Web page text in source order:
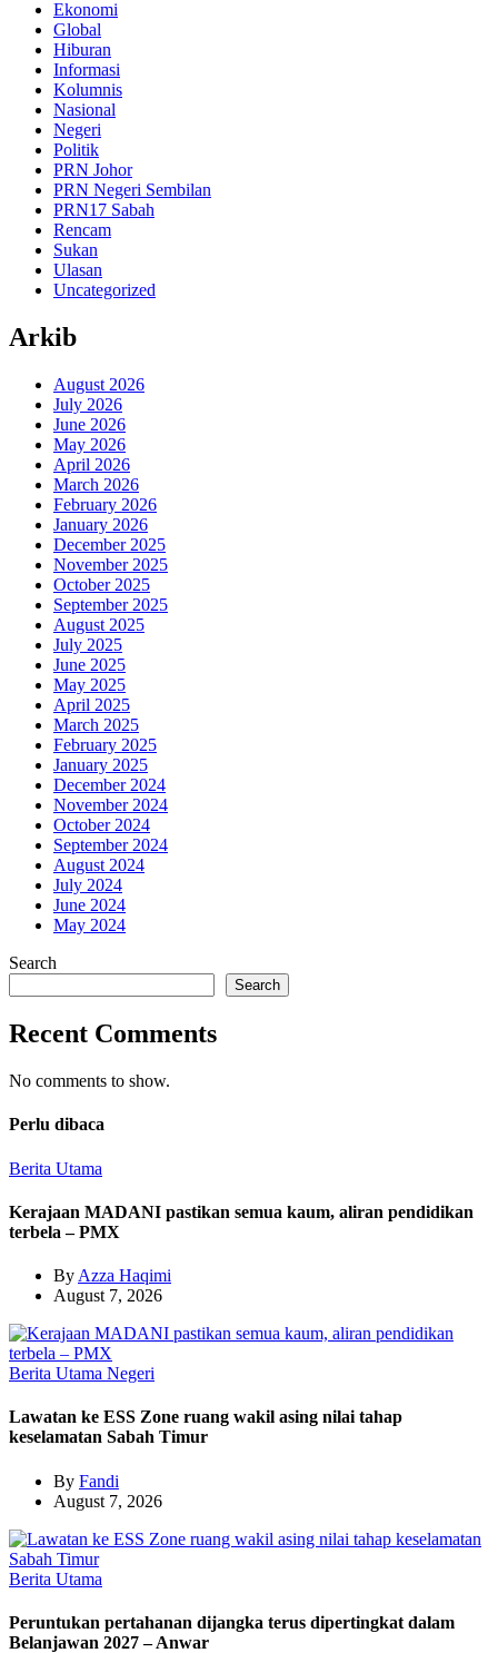
Ekonomi
Global
Hiburan
Informasi
Kolumnis
Nasional
Negeri
Politik
PRN Johor
PRN Negeri Sembilan
PRN17 Sabah
Rencam
Sukan
Ulasan
Uncategorized
Arkib
August 2026
July 2026
June 2026
May 2026
April 2026
March 2026
February 2026
January 2026
December 2025
November 2025
October 2025
September 2025
August 2025
July 2025
June 2025
May 2025
April 2025
March 2025
February 2025
January 2025
December 2024
November 2024
October 2024
September 2024
August 2024
July 2024
June 2024
May 2024
Search
Search
Recent Comments
No comments to show.
Perlu dibaca
Berita Utama
Kerajaan MADANI pastikan semua kaum, aliran pendidikan
terbela – PMX
By Azza Haqimi
August 7, 2026
Berita Utama Negeri
Lawatan ke ESS Zone ruang wakil asing nilai tahap
keselamatan Sabah Timur
By Fandi
August 7, 2026
Berita Utama
Peruntukan pertahanan dijangka terus dipertingkat dalam
Belanjawan 2027 – Anwar